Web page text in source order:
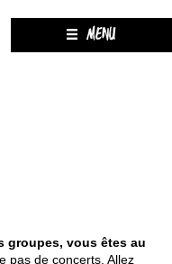
MENU
groupes, vous êtes au
pas de concerts. Allez